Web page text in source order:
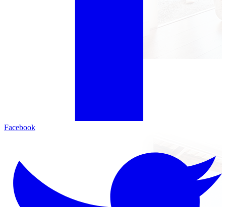
Facebook